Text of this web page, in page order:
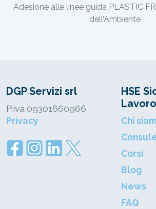
Adesione alle linee guida PLASTIC
dell’Ambiente
DGP Servizi srl
P.iva 09301660966
Privacy
HSE
Lavoro
Chi
Corsi
Blog
News
FAQ